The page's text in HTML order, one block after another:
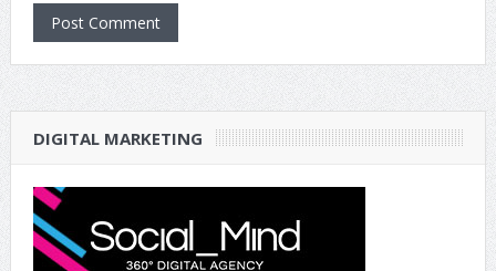
DIGITAL MARKETING